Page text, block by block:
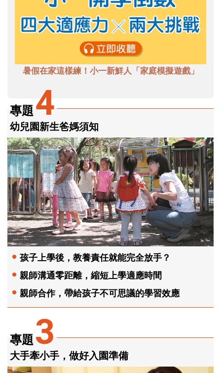
暑假在家這樣練！小一新鮮人「家庭模擬遊戲」
專題3
大手牽小手，做好入園準備
專題4
幼兒園新生爸媽須知
孩子上學後，教養責任就能完全放手？
親師溝通零距離，縮短上學適應時間
親師合作，帶給孩子不可思議的學習效應